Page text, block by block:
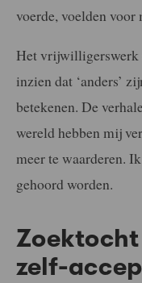
voerde, voelden
Het vrijwilligerswerk
inzien dat ‘anders’
betekenen. De
wereld hebben mij
meer te waarderen.
gehoord worden.
zelf-